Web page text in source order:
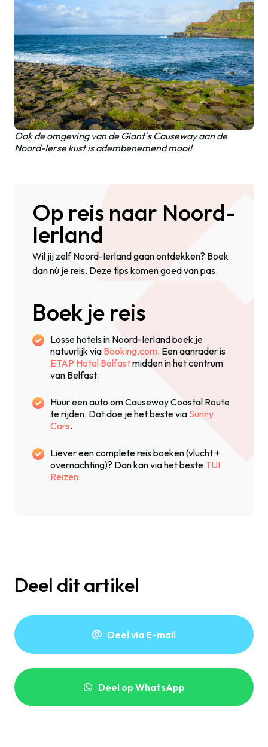
Ook de omgeving van de Giant`s Causeway aan de
Noord-Ierse kust is adembenemend mooi!
Op reis naar Noord-
Ierland
Wil jij zelf Noord-Ierland gaan ontdekken? Boek
dan nú je reis. Deze tips komen goed van pas.
Boek je reis
Losse hotels in Noord-Ierland boek je
natuurlijk via Booking.com. Een aanrader is
ETAP Hotel Belfastmidden in het centrum
van Belfast.
Huur een auto om Causeway Coastal Route
te rijden. Dat doe je het beste via Sunny
Cars.
Liever een complete reis boeken (vlucht +
overnachting)? Dan kan via het beste TUI
Reizen.
Deel dit artikel
Deel via E-mail
Deel op WhatsApp